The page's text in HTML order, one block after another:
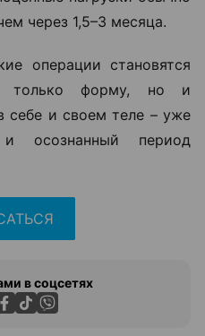
через 1,5–3 месяца.
операции становятся
только форму, но и
себе и своем теле – уже
осознанный период
в соцсетях